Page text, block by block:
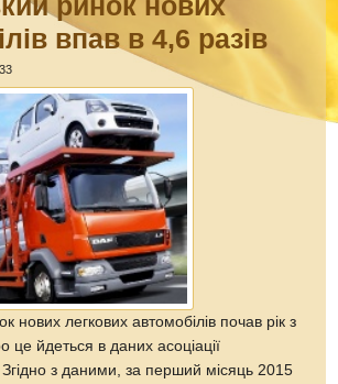
впав в 4,6 разів
нових легкових автомобілів почав рік з
це йдеться в даних асоціації
з даними, за перший місяць 2015